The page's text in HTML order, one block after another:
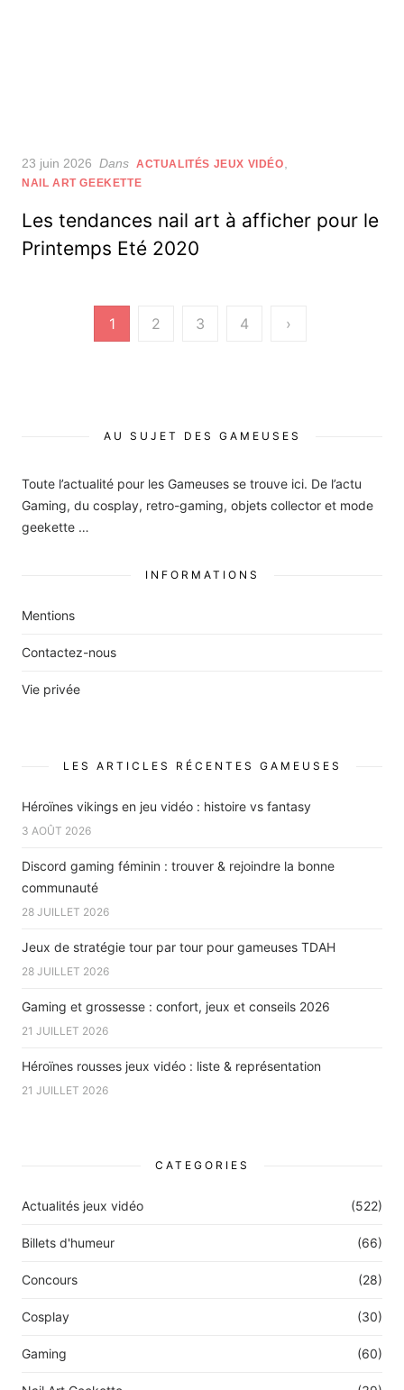
Posted
on
23 juin 2026 Dans ACTUALITÉS JEUX VIDÉO,
NAIL ART GEEKETTE
Les tendances nail art à afficher pour le
Printemps Eté 2020
Pagination
1 2 3 4 ›
AU SUJET DES GAMEUSES
Toute l’actualité pour les Gameuses se trouve ici. De l’actu
Gaming, du cosplay, retro-gaming, objets collector et mode
geekette …
INFORMATIONS
Mentions
Contactez-nous
Vie privée
LES ARTICLES RÉCENTES GAMEUSES
Héroïnes vikings en jeu vidéo : histoire vs fantasy
3 AOÛT 2026
Discord gaming féminin : trouver & rejoindre la bonne
communauté
28 JUILLET 2026
Jeux de stratégie tour par tour pour gameuses TDAH
28 JUILLET 2026
Gaming et grossesse : confort, jeux et conseils 2026
21 JUILLET 2026
Héroïnes rousses jeux vidéo : liste & représentation
21 JUILLET 2026
CATEGORIES
Actualités jeux vidéo (522)
Billets d'humeur (66)
Concours (28)
Cosplay (30)
Gaming (60)